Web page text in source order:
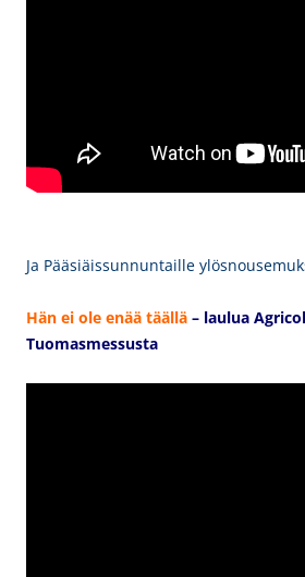
Ja Pääsiäissunnuntaille
Hän ei ole enää täällä – laulua Agr
Tuomasmessusta